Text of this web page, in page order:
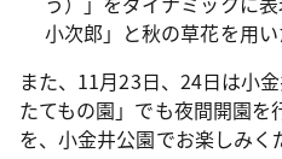
小次郎」と秋の草花を用
また、11月23日、24日は小
たてもの園」でも夜間開園を
を、小金井公園でお楽しみく